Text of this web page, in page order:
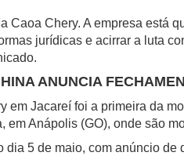
Caoa Chery. A empresa
jurídicas e acirrar a luta
ANUNCIA
em Jacareí foi a primeira da
em Anápolis (GO), onde são
5 de maio, com anúncio